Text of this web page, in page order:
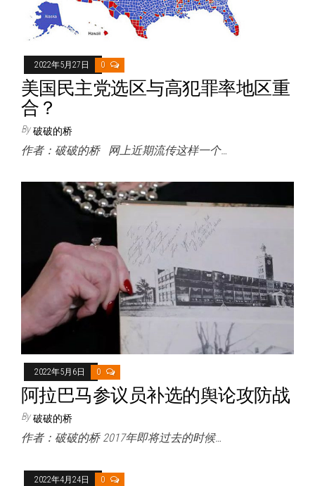
2022年5月27日 0
美国民主党选区与高犯罪率地区重
合？
By 破破的桥
作者：破破的桥 网上近期流传这样一个…
2022年5月6日 0
阿拉巴马参议员补选的舆论攻防战
By 破破的桥
作者：破破的桥 2017年即将过去的时候…
2022年4月24日 0